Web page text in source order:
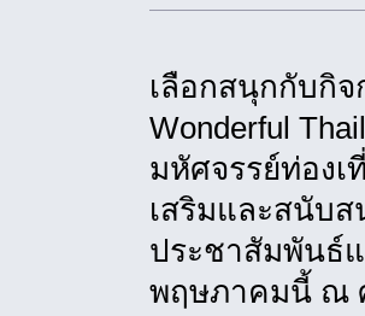
เลือกสนุกกับกิ
Wonderful
มหัศจรรย์ท่องเ
เสริมและสนับส
ประชาสัมพันธ์แ
พฤษภาคมนี้ ณ